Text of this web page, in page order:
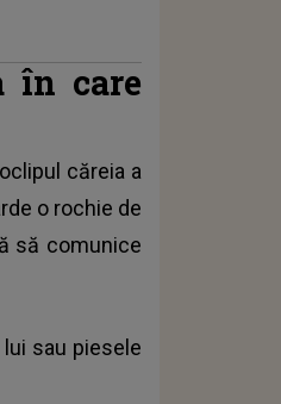
în care
căreia a
o rochie de
să comunice
sau piesele